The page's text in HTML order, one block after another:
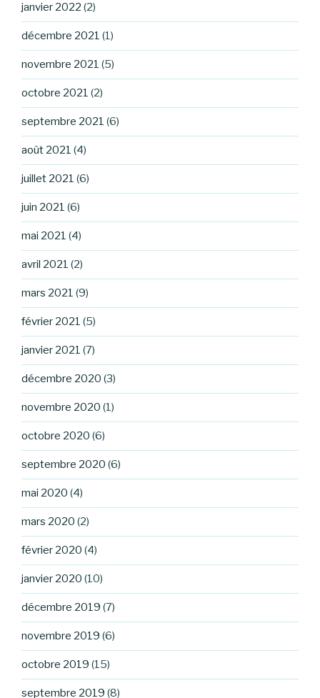
janvier 2022 (2)
décembre 2021 (1)
novembre 2021 (5)
octobre 2021 (2)
septembre 2021 (6)
août 2021 (4)
juillet 2021 (6)
juin 2021 (6)
mai 2021 (4)
avril 2021 (2)
mars 2021 (9)
février 2021 (5)
janvier 2021 (7)
décembre 2020 (3)
novembre 2020 (1)
octobre 2020 (6)
septembre 2020 (6)
mai 2020 (4)
mars 2020 (2)
février 2020 (4)
janvier 2020 (10)
décembre 2019 (7)
novembre 2019 (6)
octobre 2019 (15)
septembre 2019 (8)